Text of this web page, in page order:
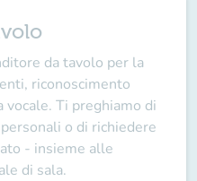
da tavolo per la
riconoscimento
Ti preghiamo di
o di richiedere
- insieme alle
di sala.